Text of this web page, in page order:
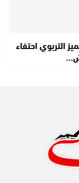
التربوي احتفاء